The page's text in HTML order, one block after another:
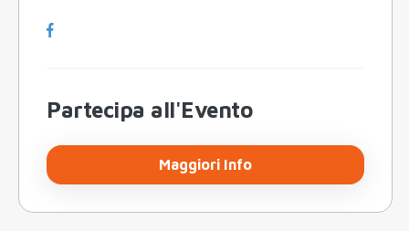
Partecipa all'Evento
Maggiori Info